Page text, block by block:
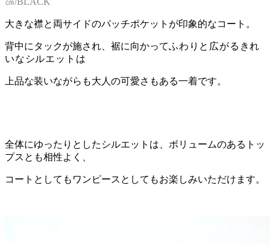
大きな襟と両サイドのパッチポケットが印象的なコート。
背中にタックが施され、裾に向かってふわりと 広がるきれ
いなシルエットは
上品な装いながらも大人の可愛さもある一着です。
全体にゆったりとしたシルエットは、ボリュームのあるトッ
プスとも相性よく、
コートとしてもワンピースとしてもお楽しみいただけます。